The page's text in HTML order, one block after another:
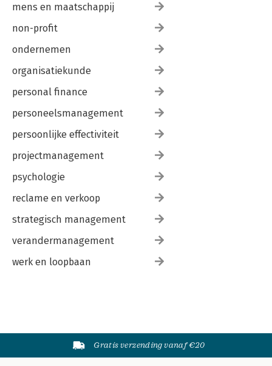
mens en maatschappij
non-profit
ondernemen
organisatiekunde
personal finance
personeelsmanagement
persoonlijke effectiviteit
projectmanagement
psychologie
reclame en verkoop
strategisch management
verandermanagement
werk en loopbaan
Gratis verzending vanaf €20